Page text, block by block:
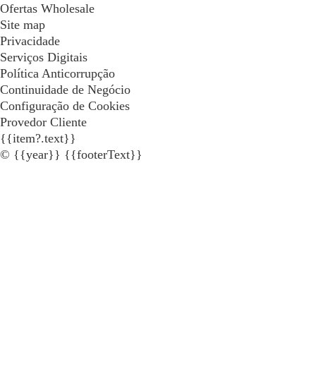
Ofertas Wholesale
Site map
Privacidade
Serviços Digitais
Política Anticorrupção
Continuidade de Negócio
Configuração de Cookies
Provedor Cliente
{{item?.text}}
© {{year}} {{footerText}}